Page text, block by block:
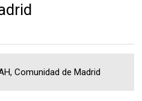
Comunidad de Madrid